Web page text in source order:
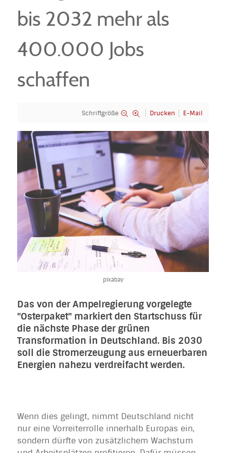
bis 2032 mehr als
400.000 Jobs
schaffen
Schriftgröße Drucken E-Mail
pixabay
Das von der Ampelregierung vorgelegte
"Osterpaket" markiert den Startschuss für
die nächste Phase der grünen
Transformation in Deutschland. Bis 2030
soll die Stromerzeugung aus erneuerbaren
Energien nahezu verdreifacht werden.
Wenn dies gelingt, nimmt Deutschland nicht
nur eine Vorreiterrolle innerhalb Europas ein,
sondern dürfte von zusätzlichem Wachstum